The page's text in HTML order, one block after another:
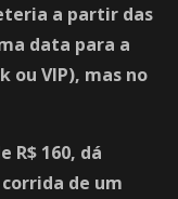
a partir das
data para a
ou VIP), mas no
R$ 160, dá
de um